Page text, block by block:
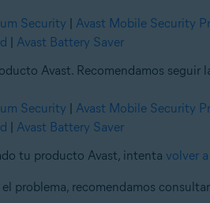
Security | Avast Mobile Security
| Avast Battery Saver
Avast. Recomendamos seguir
Security | Avast Mobile Security
| Avast Battery Saver
tu producto Avast, intenta volver
problema, recomendamos